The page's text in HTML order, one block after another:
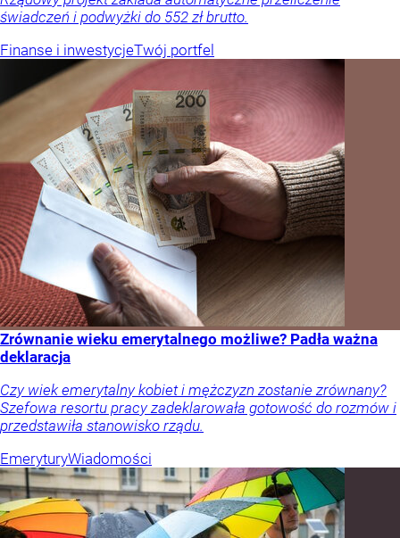
świadczeń i podwyżki do 552 zł brutto.
Finanse i inwestycjeTwój portfel
Zrównanie wieku emerytalnego możliwe? Padła ważna
deklaracja
Czy wiek emerytalny kobiet i mężczyzn zostanie zrównany?
Szefowa resortu pracy zadeklarowała gotowość do rozmów i
przedstawiła stanowisko rządu.
EmeryturyWiadomości